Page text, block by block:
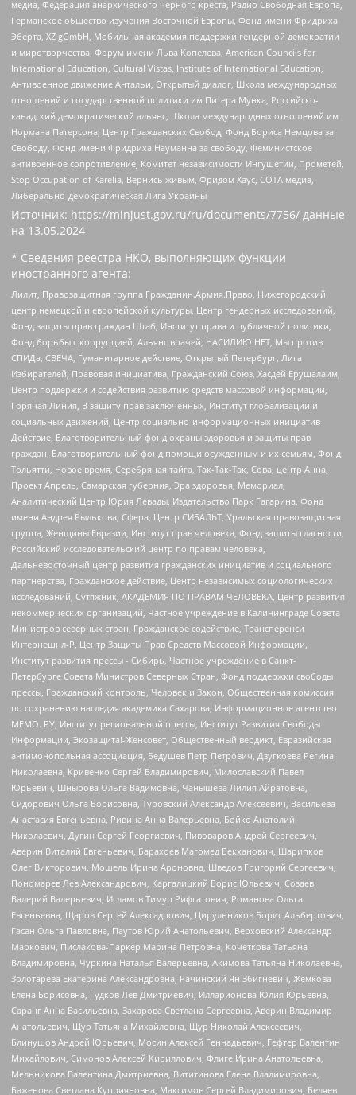
медиа, Федерация анархического черного креста, Радио Свободная Европа,
Германское общество изучения Восточной Европы, Фонд имени Фридриха
Эберта, XZ gGmbH, Мобильная академия поддержки гендерной демократии
и миротворчества, Форум имени Льва Копелева, American Councils for
International Education, Cultural Vistas, Institute of International Education,
Антивоенное движение Антальи, Открытый диалог, Школа международных
отношений и государственной политики им Питера Мунка, Российско-
канадский демократический альянс, Школа международных отношений им
Нормана Патерсона, Центр Гражданских Свобод, Фонд Бориса Немцова за
Свободу, Фонд имени Фридриха Науманна за свободу, Феминистское
антивоенное сопротивление, Комитет независимости Ингушетии, Прометей,
Stop Occupation of Karelia, Вернись живым, Фридом Хаус, СОТА медиа,
Либерально-демократическая Лига Украины
Источник: https://minjust.gov.ru/ru/documents/7756/ данные
на 13.05.2024
* Сведения реестра НКО, выполняющих функции
иностранного агента:
Лилит, Правозащитная группа Гражданин.Армия.Право, Нижегородский
центр немецкой и европейской культуры, Центр гендерных исследований,
Фонд защиты прав граждан Штаб, Институт права и публичной политики,
Фонд борьбы с коррупцией, Альянс врачей, НАСИЛИЮ.НЕТ, Мы против
СПИДа, СВЕЧА, Гуманитарное действие, Открытый Петербург, Лига
Избирателей, Правовая инициатива, Гражданский Союз, Хасдей Ерушалаим,
Центр поддержки и содействия развитию средств массовой информации,
Горячая Линия, В защиту прав заключенных, Институт глобализации и
социальных движений, Центр социально-информационных инициатив
Действие, Благотворительный фонд охраны здоровья и защиты прав
граждан, Благотворительный фонд помощи осужденным и их семьям, Фонд
Тольятти, Новое время, Серебряная тайга, Так-Так-Так, Сова, центр Анна,
Проект Апрель, Самарская губерния, Эра здоровья, Мемориал,
Аналитический Центр Юрия Левады, Издательство Парк Гагарина, Фонд
имени Андрея Рылькова, Сфера, Центр СИБАЛЬТ, Уральская правозащитная
группа, Женщины Евразии, Институт прав человека, Фонд защиты гласности,
Российский исследовательский центр по правам человека,
Дальневосточный центр развития гражданских инициатив и социального
партнерства, Гражданское действие, Центр независимых социологических
исследований, Сутяжник, АКАДЕМИЯ ПО ПРАВАМ ЧЕЛОВЕКА, Центр развития
некоммерческих организаций, Частное учреждение в Калининграде Совета
Министров северных стран, Гражданское содействие, Трансперенси
Интернешнл-Р, Центр Защиты Прав Средств Массовой Информации,
Институт развития прессы - Сибирь, Частное учреждение в Санкт-
Петербурге Совета Министров Северных Стран, Фонд поддержки свободы
прессы, Гражданский контроль, Человек и Закон, Общественная комиссия
по сохранению наследия академика Сахарова, Информационное агентство
МЕМО. РУ, Институт региональной прессы, Институт Развития Свободы
Информации, Экозащита!-Женсовет, Общественный вердикт, Евразийская
антимонопольная ассоциация, Бедушев Петр Петрович, Дзугкоева Регина
Николаевна, Кривенко Сергей Владимирович, Милославский Павел
Юрьевич, Шнырова Ольга Вадимовна, Чанышева Лилия Айратовна,
Сидорович Ольга Борисовна, Туровский Александр Алексеевич, Васильева
Анастасия Евгеньевна, Ривина Анна Валерьевна, Бойко Анатолий
Николаевич, Дугин Сергей Георгиевич, Пивоваров Андрей Сергеевич,
Аверин Виталий Евгеньевич, Барахоев Магомед Бекханович, Шарипков
Олег Викторович, Мошель Ирина Ароновна, Шведов Григорий Сергеевич,
Пономарев Лев Александрович, Каргалицкий Борис Юльевич, Созаев
Валерий Валерьевич, Исламов Тимур Рифгатович, Романова Ольга
Евгеньевна, Щаров Сергей Алексадрович, Цирульников Борис Альбертович,
Гасан Ольга Павловна, Паутов Юрий Анатольевич, Верховский Александр
Маркович, Пислакова-Паркер Марина Петровна, Кочеткова Татьяна
Владимировна, Чуркина Наталья Валерьевна, Акимова Татьяна Николаевна,
Золотарева Екатерина Александровна, Рачинский Ян Збигневич, Жемкова
Елена Борисовна, Гудков Лев Дмитриевич, Илларионова Юлия Юрьевна,
Саранг Анна Васильевна, Захарова Светлана Сергеевна, Аверин Владимир
Анатольевич, Щур Татьяна Михайловна, Щур Николай Алексеевич,
Блинушов Андрей Юрьевич, Мосин Алексей Геннадьевич, Гефтер Валентин
Михайлович, Симонов Алексей Кириллович, Флиге Ирина Анатольевна,
Мельникова Валентина Дмитриевна, Вититинова Елена Владимировна,
Баженова Светлана Куприяновна, Максимов Сергей Владимирович, Беляев